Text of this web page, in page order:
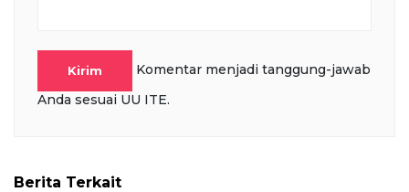
Kirim
Komentar menjadi tanggung-jawab
Anda sesuai UU ITE.
Berita Terkait